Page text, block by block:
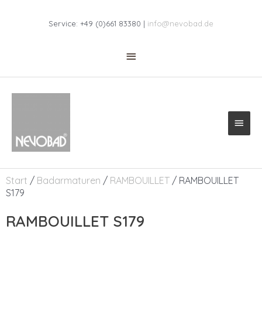
Service: +49 (0)661 83380 | info@nevobad.de
Header
Start / Badarmaturen / RAMBOUILLET / RAMBOUILLET
S179
RAMBOUILLET S179